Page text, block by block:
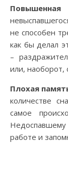
не способен
как бы делал
–
или, наоборот,
Плохая
количестве
самое
Недоспавшему
работе и